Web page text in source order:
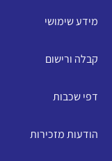
מידע שימושי
קבלה ורישום
דפי שכבות
הודעות מזכירות